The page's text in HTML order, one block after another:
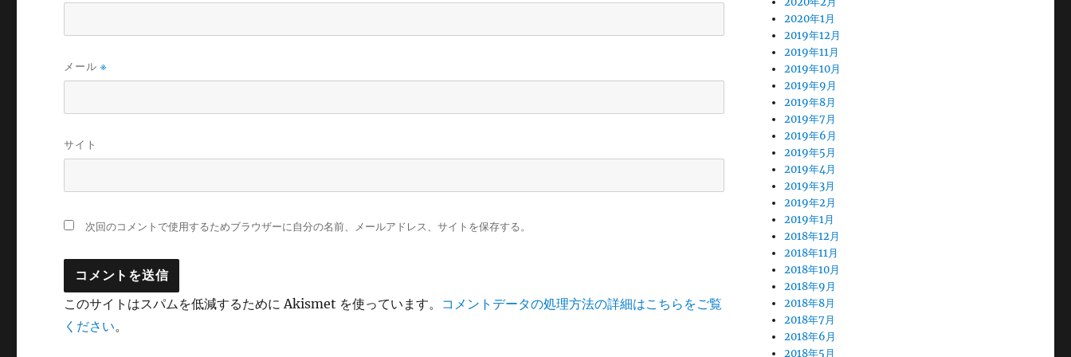
メール※
サイト
次回のコメントで使用するためブラウザーに自分の名前、メールアドレス、サイトを保存する。
このサイトはスパムを低減するために Akismet を使っています。 コメントデータの処理方法の詳細はこちらをご覧
ください。
2020年1月
2019年12月
2019年11月
2019年10月
2019年9月
2019年8月
2019年7月
2019年6月
2019年5月
2019年4月
2019年3月
2019年2月
2019年1月
2018年12月
2018年11月
2018年10月
2018年9月
2018年8月
2018年7月
2018年6月
2018年5月